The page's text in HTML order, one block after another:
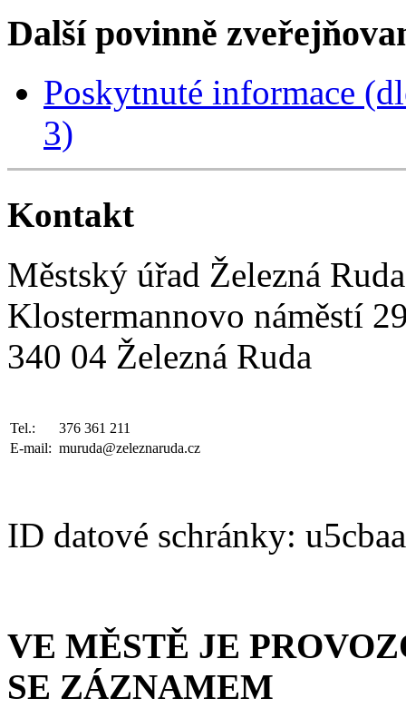
Další povinně
Poskytnuté informace
3)
Kontakt
Městský úřad Železná Ruda
Klostermannovo náměstí
340 04 Železná Ruda
Tel.:
376 361 211
E-mail: muruda@zeleznaruda.cz
ID datové schránky:
VE MĚSTĚ JE
SE ZÁZNAMEM